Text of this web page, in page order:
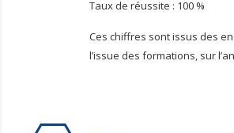
Taux de réussite : 100 %
Ces chiffres sont issus des
l’issue des formations, sur